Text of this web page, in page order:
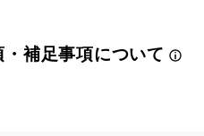
・補足事項について